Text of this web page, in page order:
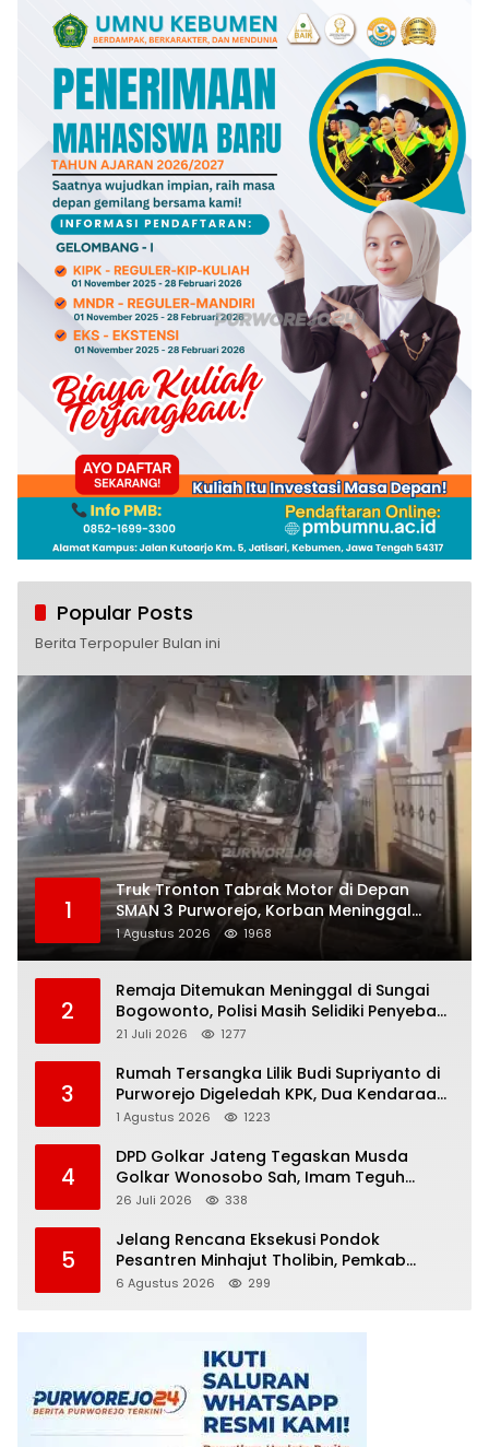
Popular Posts
Berita Terpopuler Bulan ini
1
Truk Tronton Tabrak Motor di Depan
SMAN 3 Purworejo, Korban Meninggal
Dunia, Polisi Masih Selidiki Penyebab
1 Agustus 2026 1968
2
Remaja Ditemukan Meninggal di Sungai
Bogowonto, Polisi Masih Selidiki Penyebab
Kematian
21 Juli 2026 1277
3
Rumah Tersangka Lilik Budi Supriyanto di
Purworejo Digeledah KPK, Dua Kendaraan
Diamankan
1 Agustus 2026 1223
4
DPD Golkar Jateng Tegaskan Musda
Golkar Wonosobo Sah, Imam Teguh
Purnomo Terpilih Secara Aklamasi
26 Juli 2026 338
5
Jelang Rencana Eksekusi Pondok
Pesantren Minhajut Tholibin, Pemkab
Purworejo Dorong Penundaan hingga
6 Agustus 2026 299